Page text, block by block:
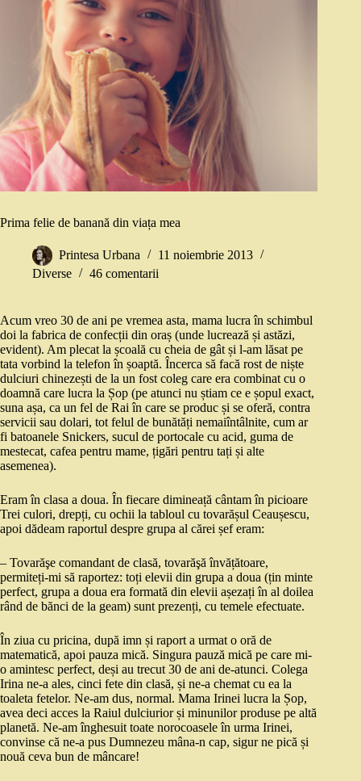
Prima felie de banană din viața mea
Printesa Urbana
11 noiembrie 2013
Diverse
46 comentarii
Acum vreo 30 de ani pe vremea asta, mama lucra în schimbul
doi la fabrica de confecții din oraș (unde lucrează și astăzi,
evident). Am plecat la școală cu cheia de gât și l-am lăsat pe
tata vorbind la telefon în șoaptă. Încerca să facă rost de niște
dulciuri chinezești de la un fost coleg care era combinat cu o
doamnă care lucra la Șop (pe atunci nu știam ce e șopul exact,
suna așa, ca un fel de Rai în care se produc și se oferă, contra
servicii sau dolari, tot felul de bunătăți nemaiîntâlnite, cum ar
fi batoanele Snickers, sucul de portocale cu acid, guma de
mestecat, cafea pentru mame, țigări pentru tați și alte
asemenea).
Eram în clasa a doua. În fiecare dimineață cântam în picioare
Trei culori, drepți, cu ochii la tabloul cu tovarășul Ceaușescu,
apoi dădeam raportul despre grupa al cărei șef eram:
– Tovarăşe comandant de clasă, tovarăşă învățătoare,
permiteți-mi să raportez: toți elevii din grupa a doua (țin minte
perfect, grupa a doua era formată din elevii așezați în al doilea
rând de bănci de la geam) sunt prezenți, cu temele efectuate.
În ziua cu pricina, după imn și raport a urmat o oră de
matematică, apoi pauza mică. Singura pauză mică pe care mi-
o amintesc perfect, deși au trecut 30 de ani de-atunci. Colega
Irina ne-a ales, cinci fete din clasă, și ne-a chemat cu ea la
toaleta fetelor. Ne-am dus, normal. Mama Irinei lucra la Șop,
avea deci acces la Raiul dulciurior și minunilor produse pe altă
planetă. Ne-am înghesuit toate norocoasele în urma Irinei,
convinse că ne-a pus Dumnezeu mâna-n cap, sigur ne pică și
nouă ceva bun de mâncare!